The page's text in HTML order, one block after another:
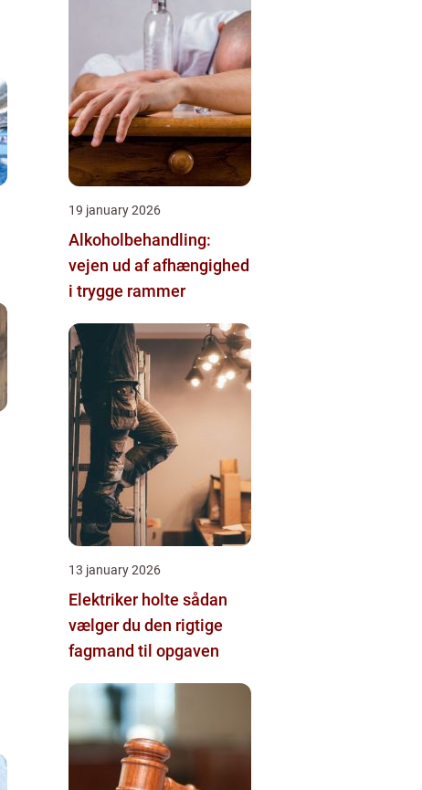
19 january 2026
Alkoholbehandling:
vejen ud af afhængighed
i trygge rammer
13 january 2026
Elektriker holte sådan
vælger du den rigtige
fagmand til opgaven